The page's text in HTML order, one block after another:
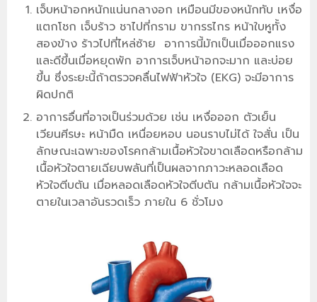
เจ็บหน้าอกหนักแน่นกลางอก เหมือนมีของหนักทับ เหงื่อ
แตกโชก เจ็บร้าว ชาไปที่กราม ขากรรไกร หน้าใบหูทั้ง
สองข้าง ร้าวไปที่ไหล่ซ้าย อาการนี้มักเป็นเมื่อออกแรง
และดีขึ้นเมื่อหยุดพัก อาการเจ็บหน้าอกจะมาก และบ่อย
ขึ้น ซึ่งระยะนี้ถ้าตรวจคลื่นไฟฟ้าหัวใจ (EKG) จะมีอาการ
ผิดปกติ
อาการอื่นที่อาจเป็นร่วมด้วย เช่น เหงื่อออก ตัวเย็น
เวียนศีรษะ หน้ามืด เหนื่อยหอบ นอนราบไม่ได้ ใจสั่น เป็น
ลักษณะเฉพาะของโรคกล้ามเนื้อหัวใจขาดเลือดหรือกล้าม
เนื้อหัวใจตายเฉียบพลันที่เป็นผลจากภาวะหลอดเลือด
หัวใจตีบตัน เมื่อหลอดเลือดหัวใจตีบตัน กล้ามเนื้อหัวใจจะ
ตายในเวลาอันรวดเร็ว ภายใน 6 ชั่วโมง